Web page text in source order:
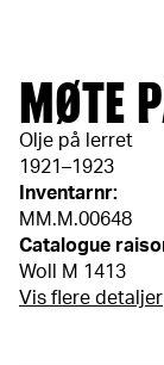
MØTE
Olje på lerret
1921–1923
Inventarnr:
MM.M.00648
Catalogue
Woll M 1413
Vis flere detaljer